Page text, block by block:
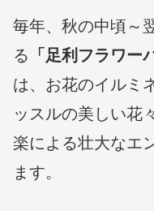
毎年、秋の中頃～
る 「足利フラワー
は、お花のイルミ
ッスルの美しい花
楽による壮大なエ
ます。